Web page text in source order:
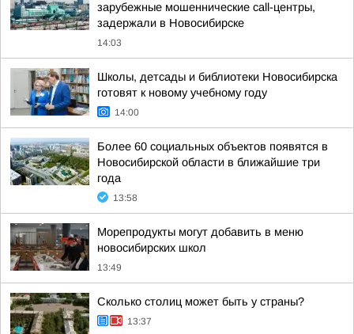
зарубежные мошеннические call-центры,
задержали в Новосибирске
14:03
Школы, детсады и библиотеки Новосибирска
готовят к новому учебному году
14:00
Более 60 социальных объектов появятся в
Новосибирской области в ближайшие три
года
13:58
Морепродукты могут добавить в меню
новосибирских школ
13:49
Сколько столиц может быть у страны?
13:37